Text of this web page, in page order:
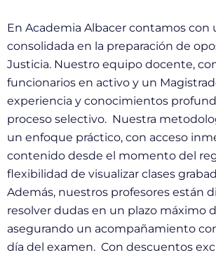
En Academia Albacer contamos con
consolidada en la preparación de
Justicia. Nuestro equipo docente,
funcionarios en activo y un
experiencia y conocimientos
proceso selectivo. Nuestra
un enfoque práctico, con acceso
contenido desde el momento del
flexibilidad de visualizar clases
Además, nuestros profesores están
resolver dudas en un plazo máximo
asegurando un acompañamiento
día del examen. Con descuentos